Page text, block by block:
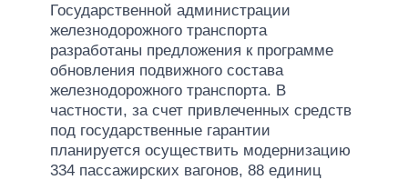
Государственной администрации
железнодорожного транспорта
разработаны предложения к программе
обновления подвижного состава
железнодорожного транспорта. В
частности, за счет привлеченных средств
под государственные гарантии
планируется осуществить модернизацию
334 пассажирских вагонов, 88 единиц